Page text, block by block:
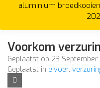
aluminium
Voorkom
Geplaatst op 23
Geplaatst in eivoer,
0